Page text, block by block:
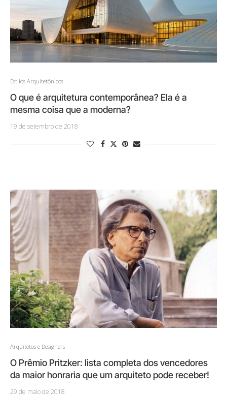
Estilos Arquitetônicos
O que é arquitetura contemporânea? Ela é a
mesma coisa que a moderna?
19 de setembro de 2018
Arquitetos e Designers
O Prêmio Pritzker: lista completa dos vencedores
da maior honraria que um arquiteto pode receber!
29 de maio de 2018